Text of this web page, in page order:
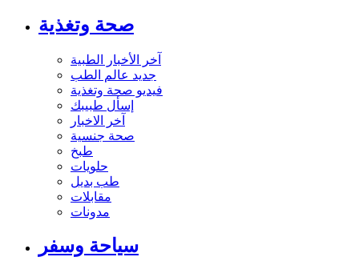
صحة وتغذية
آخر الأخبار الطبية
جديد عالم الطب
فيديو صحة وتغذية
إسأل طبيبك
آخر الاخبار
صحة جنسية
طبخ
حلويات
طب بديل
مقابلات
مدونات
سياحة وسفر